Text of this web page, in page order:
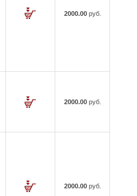
2000.00руб.
2000.00руб.
2000.00руб.